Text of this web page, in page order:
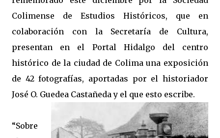
Colimense de Estudios Históricos, que en
colaboración con la Secretaría de Cultura,
presentan en el Portal Hidalgo del centro
histórico de la ciudad de Colima una exposición
de 42 fotografías, aportadas por el historiador
José O. Guedea Castañeda y el que esto escribe.
“Sobre